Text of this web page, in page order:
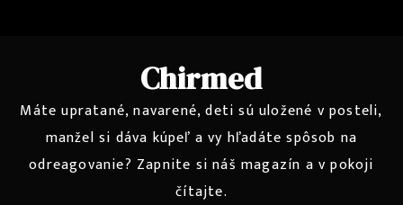
Chirmed
Máte upratané, navarené, deti sú uložené v posteli,
manžel si dáva kúpeľ a vy hľadáte spôsob na
odreagovanie? Zapnite si náš magazín a v pokoji
čítajte.